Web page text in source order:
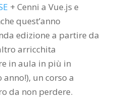
+ Cenni a Vue.js e
quest’anno
edizione a partire da
arricchita
in aula in più in
un corso a
da non perdere.